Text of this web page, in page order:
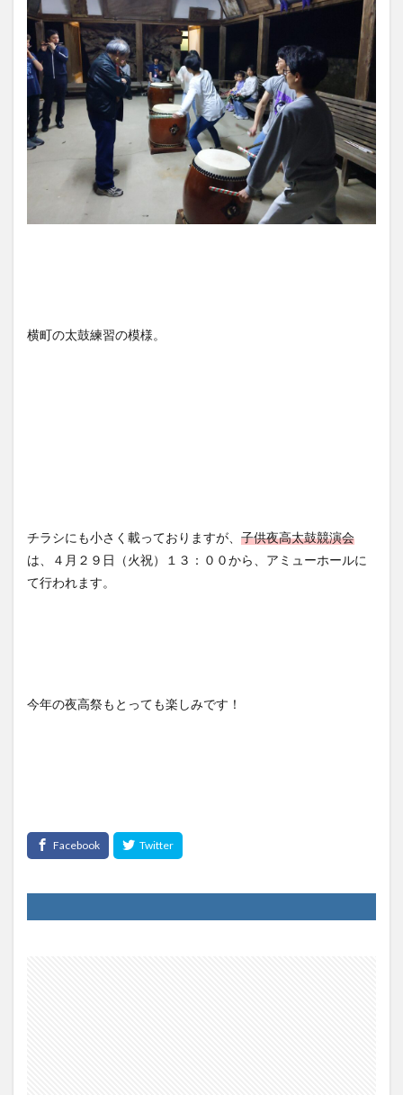
横町の太鼓練習の模様。
チラシにも小さく載っておりますが、 子供夜高太鼓競演会
は、４月２９日（火祝）１３：００から、アミューホールに
て行われます。
今年の夜高祭もとっても楽しみです！